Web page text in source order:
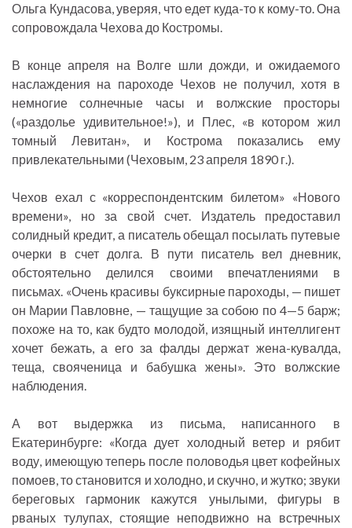
Ольга Кундасова, уверяя, что едет куда-то к кому-то. Она
сопровождала Чехова до Костромы.
В конце апреля на Волге шли дожди, и ожидаемого
наслаждения на пароходе Чехов не получил, хотя в
немногие солнечные часы и волжские просторы
(«раздолье удивительное!»), и Плес, «в котором жил
томный Левитан», и Кострома показались ему
привлекательными (Чеховым, 23 апреля 1890 г.).
Чехов ехал с «корреспондентским билетом» «Нового
времени», но за свой счет. Издатель предоставил
солидный кредит, а писатель обещал посылать путевые
очерки в счет долга. В пути писатель вел дневник,
обстоятельно делился своими впечатлениями в
письмах. «Очень красивы буксирные пароходы, — пишет
он Марии Павловне, — тащущие за собою по 4—5 барж;
похоже на то, как будто молодой, изящный интеллигент
хочет бежать, а его за фалды держат жена-кувалда,
теща, свояченица и бабушка жены». Это волжские
наблюдения.
А вот выдержка из письма, написанного в
Екатеринбурге: «Когда дует холодный ветер и рябит
воду, имеющую теперь после половодья цвет кофейных
помоев, то становится и холодно, и скучно, и жутко; звуки
береговых гармоник кажутся унылыми, фигуры в
рваных тулупах, стоящие неподвижно на встречных